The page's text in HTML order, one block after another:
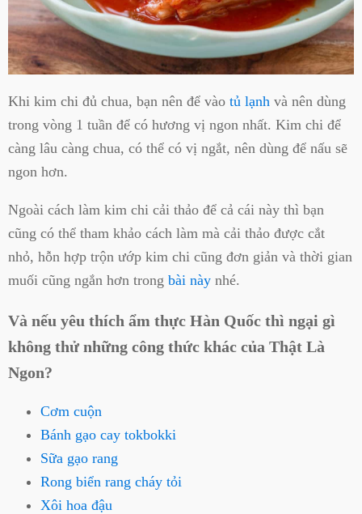
Khi kim chi đủ chua, bạn nên để vào tủ lạnh và nên dùng
trong vòng 1 tuần để có hương vị ngon nhất. Kim chi để
càng lâu càng chua, có thể có vị ngắt, nên dùng để nấu sẽ
ngon hơn.
Ngoài cách làm kim chi cải thảo để cả cái này thì bạn
cũng có thể tham khảo cách làm mà cải thảo được cắt
nhỏ, hỗn hợp trộn ướp kim chi cũng đơn giản và thời gian
muối cũng ngắn hơn trong bài này nhé.
Và nếu yêu thích ẩm thực Hàn Quốc thì ngại gì
không thử những công thức khác của Thật Là
Ngon?
Cơm cuộn
Bánh gạo cay tokbokki
Sữa gạo rang
Rong biển rang cháy tỏi
Xôi hoa đậu